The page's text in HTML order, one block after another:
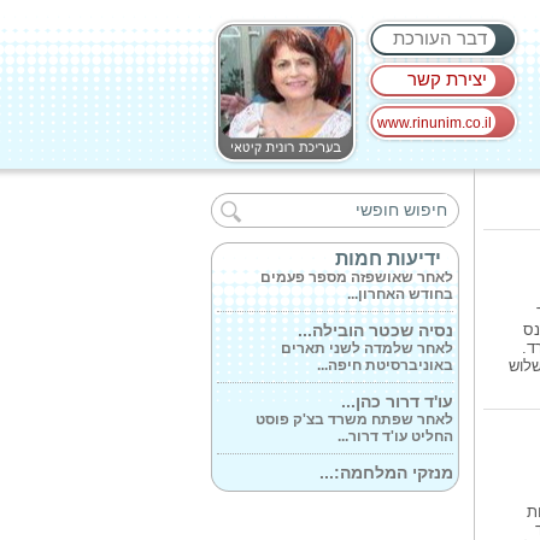
דבר העורכת
יצירת קשר
www.rinunim.co.il
ידיעות חמות
DERMO HAIR - סרום...
לאחר שדיווחנו לכם במדור זה על
שמפו לחיזוק...
חדשנות בצנתורים...
לאחר שאושפזה מספר פעמים
בחודש האחרון...
נסיה שכטר הובילה...
לאחר שלמדה לשני תארים
באוניברסיטת חיפה...
עו'ד דרור כהן...
לאחר שפתח משרד בצ'ק פוסט
החליט עו'ד דרור...
מנזקי המלחמה:...
לאחר תקופה ממושכת של מתח,